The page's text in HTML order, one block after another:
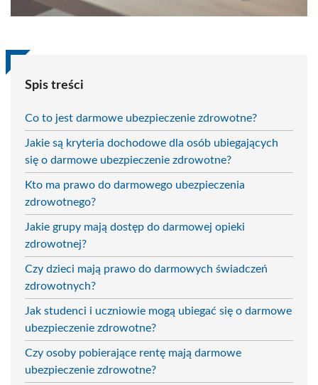
Spis treści
Co to jest darmowe ubezpieczenie zdrowotne?
Jakie są kryteria dochodowe dla osób ubiegających
się o darmowe ubezpieczenie zdrowotne?
Kto ma prawo do darmowego ubezpieczenia
zdrowotnego?
Jakie grupy mają dostęp do darmowej opieki
zdrowotnej?
Czy dzieci mają prawo do darmowych świadczeń
zdrowotnych?
Jak studenci i uczniowie mogą ubiegać się o darmowe
ubezpieczenie zdrowotne?
Czy osoby pobierające rentę mają darmowe
ubezpieczenie zdrowotne?